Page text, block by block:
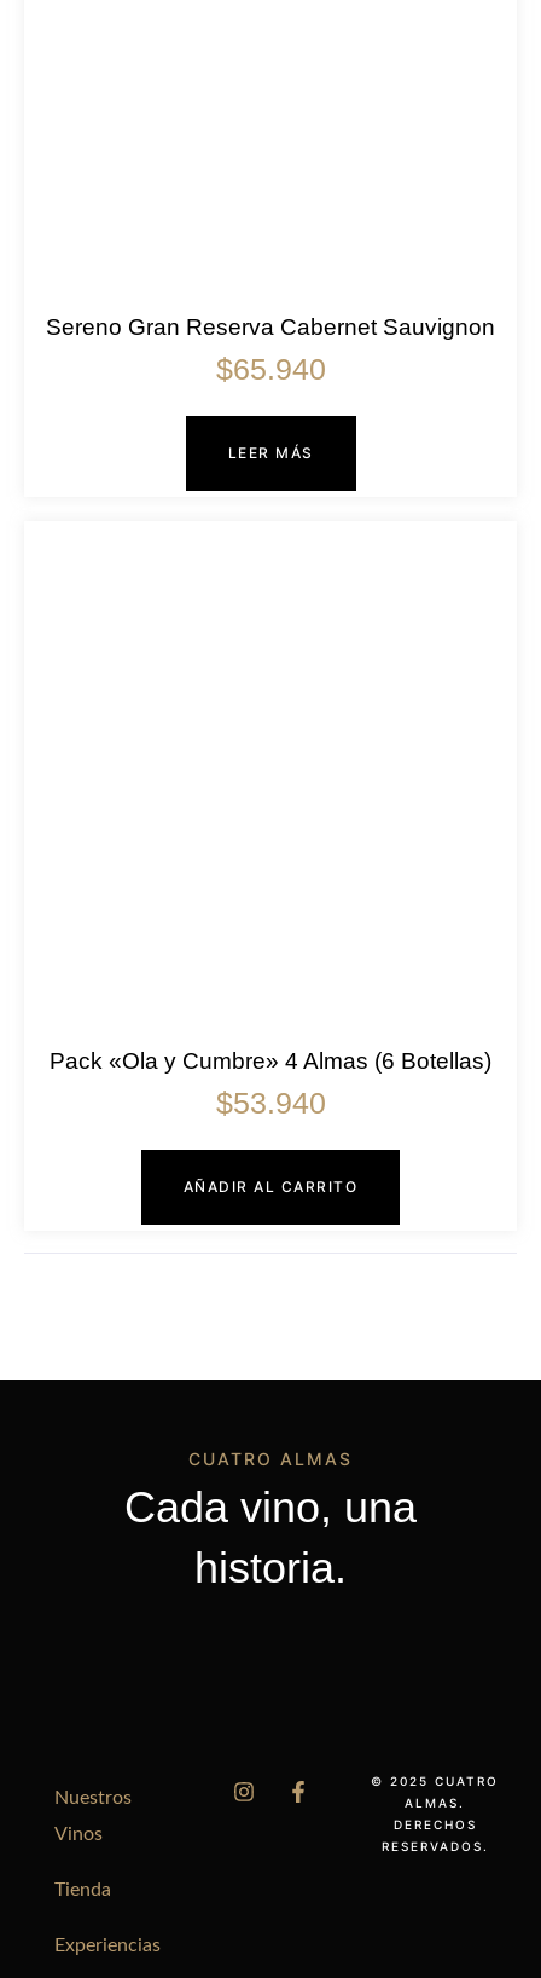
Sereno Gran Reserva Cabernet Sauvignon
$65.940
LEER MÁS
Pack «Ola y Cumbre» 4 Almas (6 Botellas)
$53.940
AÑADIR AL CARRITO
CUATRO ALMAS
Cada vino, una
historia.
Nuestros
Vinos
Tienda
Experiencias
© 2025 CUATRO
ALMAS.
DERECHOS
RESERVADOS.